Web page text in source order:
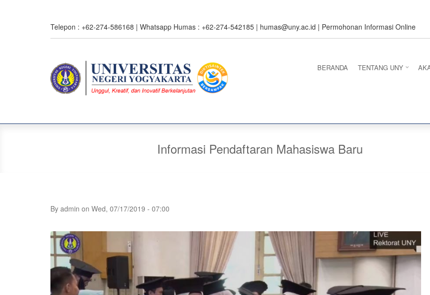
Telepon : +62-274-586168 | Whatsapp Humas : +62-274-542185 | humas@uny.ac.id | Permohonan Informasi Online
BERANDA TENTANG UNY
Informasi Pendaftaran Mahasiswa Baru
By admin on Wed, 07/17/2019 - 07:00